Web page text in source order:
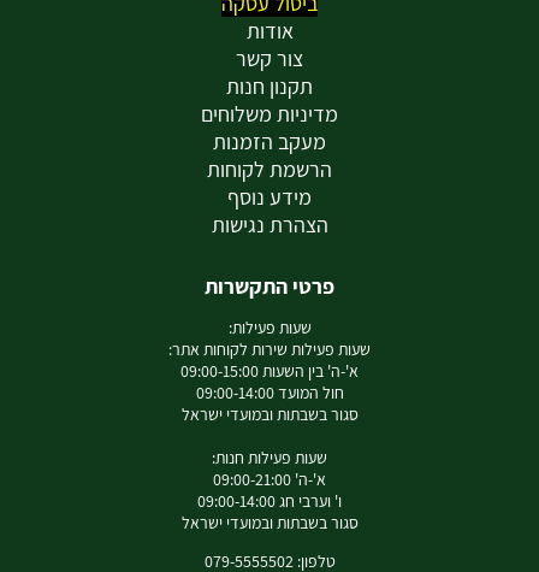
אודות
צור קשר
תקנון חנות
מדיניות משלוחים
מעקב הזמנות
הרשמת לקוחות
מידע נוסף
הצהרת נגישות
פרטי התקשרות
שעות פעילות:
שעות פעילות שירות לקוחות אתר:
א'-ה' בין השעות 09:00-15:00
חול המועד 09:00-14:00
סגור בשבתות ובמועדי ישראל
שעות פעילות חנות:
א'-ה' 09:00-21:00
ו' וערבי חג 09:00-14:00
סגור בשבתות ובמועדי ישראל
טלפון: 079-5555502